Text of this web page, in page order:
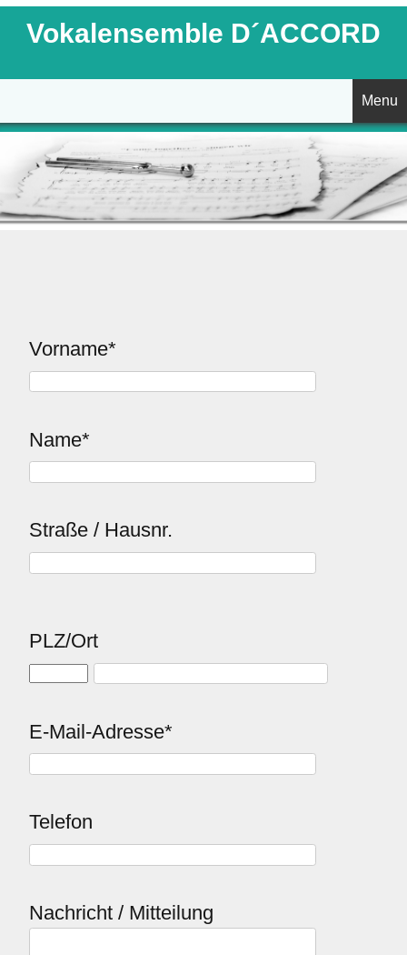
Vokalensemble D´ACCORD
Menu
Startseite
Aktuelles
Vorname*
Name*
Straße / Hausnr.
PLZ/Ort
E-Mail-Adresse*
Telefon
Nachricht / Mitteilung